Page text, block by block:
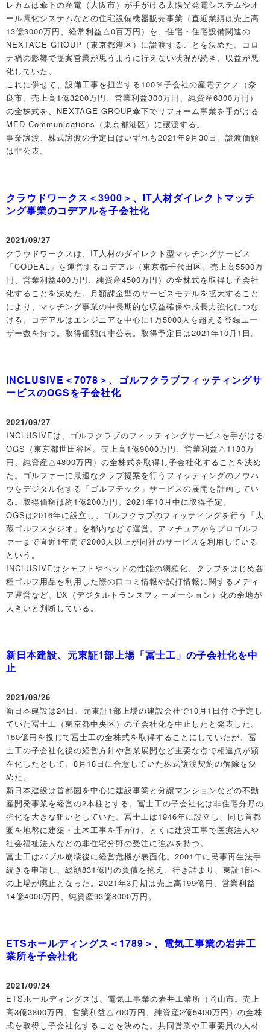
レカムは傘下の産電（大阪市）が手がける太陽光発電システムやオ
ール電化システムなどの住宅設備機器販売事業（直近業績は売上高
13億3000万円、経常利益△0百万円）を、住宅・住宅設備関連の
NEXTAGE GROUP（東京都港区）に譲渡することを決めた。コロ
ナ禍の影響で提案営業が思うように行えない状況が続き、収益が悪
化していた。
これに併せて、設備工事を担当する100％子会社の産電テクノ（奈
良市。売上高1億3200万円、営業利益300万円、純資産6300万円）
の全株式を、NEXTAGE GROUP傘下でリフォーム事業を手がける
MED Communications（東京都港区）に譲渡する。
事業譲渡、株式譲渡の予定日はいずれも2021年9月30日。譲渡価額
は非公表。
クラウドワークス＜3900＞、IT人材ダイレクトマッチ
ング事業のコデアルを子会社化
2021/09/27
クラウドワークスは、IT人材のダイレクト型マッチングサービス
「CODEAL」を運営するコデアル（東京都千代田区。売上高5500万
円、営業利益400万円、純資産4500万円）の全株式を取得し子会社
化することを決めた。月額課金型のサービスモデルを拡大すること
により、マッチング事業の中長期的な収益確保や成長力強化につな
げる。コデアルはエンジニアを中心に1万5000人を超える登録ユー
ザー数を持つ。取得価額は非公表。取得予定日は2021年10月1日。
INCLUSIVE＜7078＞、ゴルフクラブフィッティングサ
ービスのOGSを子会社化
2021/09/27
INCLUSIVEは、ゴルフクラブのフィッティングサービスを手がける
OGS（東京都世田谷区。売上高1億9000万円、営業利益△1180万
円、純資産△4800万円）の全株式を取得し子会社化することを決め
た。ゴルファーに最適なクラブ提案を行うフィッティングのノウハ
ウをデジタル化する「ゴルフテック」サービスの展開を計画してい
る。取得価額は約1億200万円。2021年10月中に取得予定。
OGSは2016年に設立し、ゴルフクラブのフィッティングを行う「大
蔵ゴルフスタジオ」を都内などで運営。アマチュアからプロゴルフ
ァーまで直近1年間で2000人以上が同社のサービスを利用している
という。
INCLUSIVEはシャフトやヘッドの性能の網羅化、クラブをはじめ各
種ゴルフ用品を利用した際の口コミ情報や試打情報に関するメディ
ア運営など、DX（デジタルトランスフォーメーション）化の余地が
大きいと判断している。
新日本建設、元東証1部上場「冨士工」の子会社化を中
止
2021/09/26
新日本建設は24日、元東証1部上場の建設会社で10月1日付で予定し
ていた冨士工（東京都中央区）の子会社化を中止したと発表した。
150億円を投じて冨士工の全株式を取得することにしていたが、冨
士工の子会社化後の経営方針や営業展開など主要な点で相違点が顕
在化したとして、8月18日に合意していた株式譲渡契約の解除を決
めた。
新日本建設は首都圏を中心に建設事業と分譲マンションなどの不動
産開発事業を経営の2本柱とする。冨士工の子会社化は非住宅分野の
強化を大きな狙いとしていた。冨士工は1946年に設立し、同じ首都
圏を地盤に建築・土木工事を手がけ、とくに建築工事で医療法人や
社会福祉法人などの非住宅分野の受注に強みを持つ。
冨士工はバブル崩壊後に経営危機が表面化。2001年に民事再生法手
続きを申請し、総額831億円の負債を抱え、行き詰まり、東証1部へ
の上場が廃止となった。2021年3月期は売上高199億円、営業利益
14億4000万円、純資産93億8000万円。
ETSホールディングス＜1789＞、電気工事業の岩井工
業所を子会社化
2021/09/24
ETSホールディングスは、電気工事業の岩井工業所（岡山市。売上
高3億3800万円、営業利益△700万円、純資産2億5400万円）の全株
式を取得し子会社化することを決めた。共同営業や工事要員の人材